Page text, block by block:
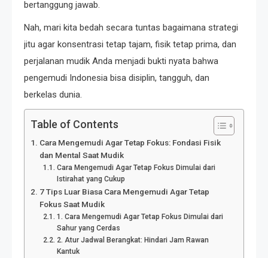
bertanggung jawab.
Nah, mari kita bedah secara tuntas bagaimana strategi
jitu agar konsentrasi tetap tajam, fisik tetap prima, dan
perjalanan mudik Anda menjadi bukti nyata bahwa
pengemudi Indonesia bisa disiplin, tangguh, dan
berkelas dunia.
Table of Contents
Cara Mengemudi Agar Tetap Fokus: Fondasi Fisik
dan Mental Saat Mudik
Cara Mengemudi Agar Tetap Fokus Dimulai dari
Istirahat yang Cukup
7 Tips Luar Biasa Cara Mengemudi Agar Tetap
Fokus Saat Mudik
1. Cara Mengemudi Agar Tetap Fokus Dimulai dari
Sahur yang Cerdas
2. Atur Jadwal Berangkat: Hindari Jam Rawan
Kantuk